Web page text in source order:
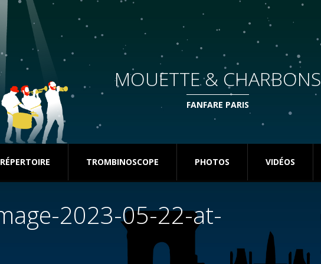
MOUETTE & CHARBONS
FANFARE PARIS
RÉPERTOIRE TROMBINOSCOPE PHOTOS VIDÉOS
2023-05-22-at-